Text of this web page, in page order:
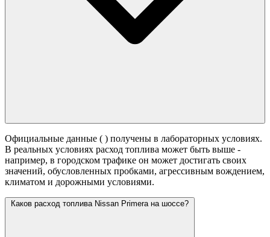
Официальные данные ( ) получены в лабораторных условиях.
В реальных условиях расход топлива может быть выше -
например, в городском трафике он может достигать своих
значений, обусловленных пробками, агрессивным вождением,
климатом и дорожными условиями.
Каков расход топлива Nissan Primera на шоссе?